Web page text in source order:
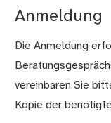
Anmeldung
Die Anmeldung
vereinbaren Sie
Kopie der